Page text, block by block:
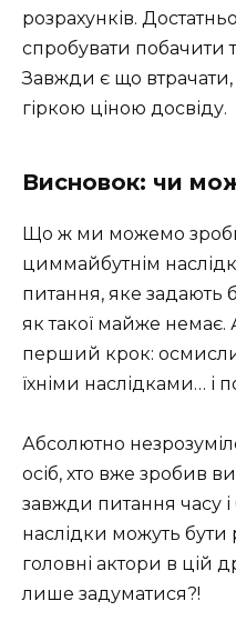
розрахунків.
спробувати побачити
Завжди є що втрачати,
гіркою ціною досвіду.
Висновок: чи
Що ж ми можемо
циммайбутнім
питання, яке задають
як такої майже
перший крок:
їхніми наслідками… і
Абсолютно
осіб, хто вже зробив
завжди питання часу і
наслідки можуть бути
головні актори в цій
лише задуматися?!